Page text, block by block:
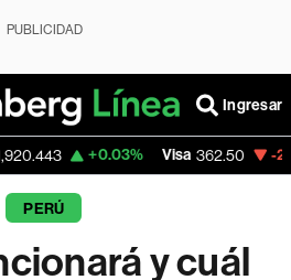
PUBLICIDAD
Ingresar
Visa 362.50 -2.15%
PERÚ
y cuál